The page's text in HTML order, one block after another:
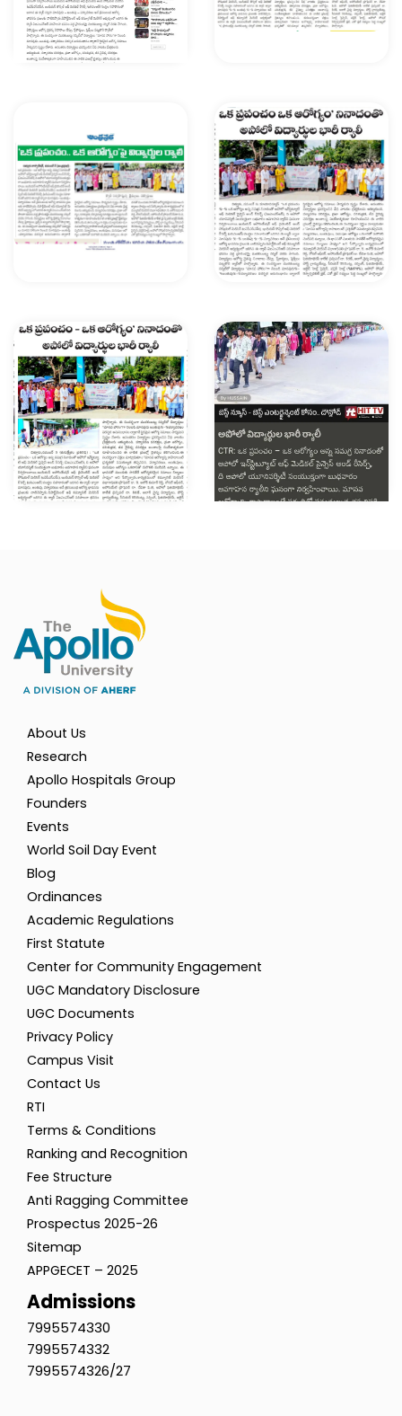
About Us
Research
Apollo Hospitals Group
Founders
Events
World Soil Day Event
Blog
Ordinances
Academic Regulations
First Statute
Center for Community Engagement
UGC Mandatory Disclosure
UGC Documents
Privacy Policy
Campus Visit
Contact Us
RTI
Terms & Conditions
Ranking and Recognition
Fee Structure
Anti Ragging Committee
Prospectus 2025-26
Sitemap
APPGECET – 2025
Admissions
7995574330
7995574332
7995574326/27